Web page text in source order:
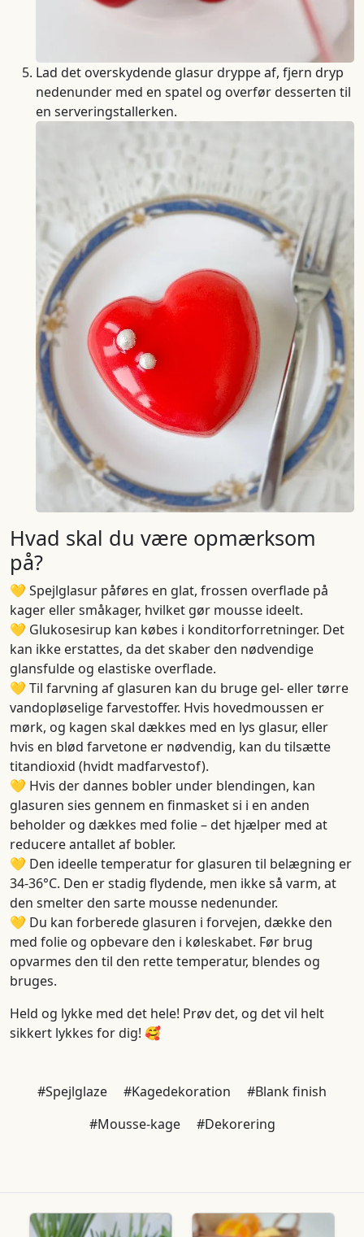
Lad det overskydende glasur dryppe af, fjern dryp
nedenunder med en spatel og overfør desserten til
en serveringstallerken.
Hvad skal du være opmærksom
på?
💛 Spejlglasur påføres en glat, frossen overflade på
kager eller småkager, hvilket gør mousse ideelt.
💛 Glukosesirup kan købes i konditorforretninger. Det
kan ikke erstattes, da det skaber den nødvendige
glansfulde og elastiske overflade.
💛 Til farvning af glasuren kan du bruge gel- eller tørre
vandopløselige farvestoffer. Hvis hovedmoussen er
mørk, og kagen skal dækkes med en lys glasur, eller
hvis en blød farvetone er nødvendig, kan du tilsætte
titandioxid (hvidt madfarvestof).
💛 Hvis der dannes bobler under blendingen, kan
glasuren sies gennem en finmasket si i en anden
beholder og dækkes med folie – det hjælper med at
reducere antallet af bobler.
💛 Den ideelle temperatur for glasuren til belægning er
34-36°C. Den er stadig flydende, men ikke så varm, at
den smelter den sarte mousse nedenunder.
💛 Du kan forberede glasuren i forvejen, dække den
med folie og opbevare den i køleskabet. Før brug
opvarmes den til den rette temperatur, blendes og
bruges.
Held og lykke med det hele! Prøv det, og det vil helt
sikkert lykkes for dig! 🥰
#Spejlglaze #Kagedekoration
#Blank finish
#Mousse-kage
#Dekorering